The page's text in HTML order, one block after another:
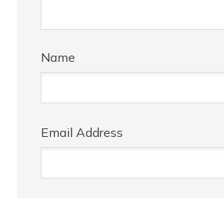
Name
Email Address